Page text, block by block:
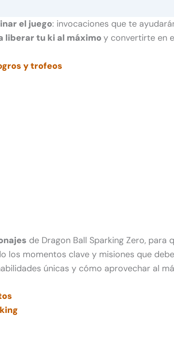
el juego: invocaciones que te
liberar tu ki al máximo y convertirte en
y trofeos
de Dragon Ball Sparking Zero, para
los momentos clave y misiones que
únicas y cómo aprovechar al